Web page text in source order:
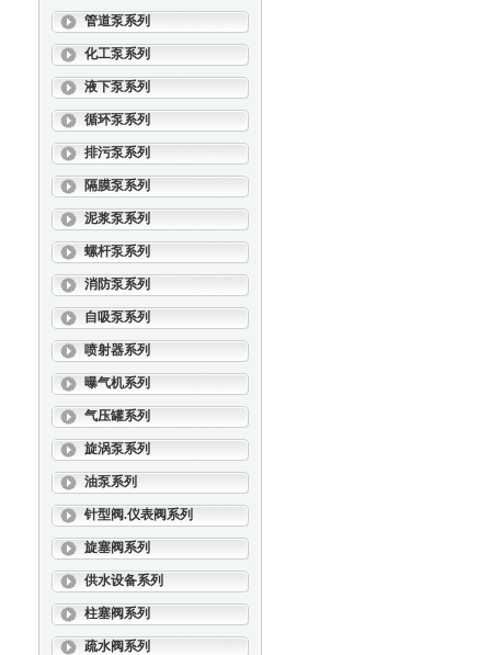
管道泵系列
化工泵系列
液下泵系列
循环泵系列
排污泵系列
隔膜泵系列
泥浆泵系列
螺杆泵系列
消防泵系列
自吸泵系列
喷射器系列
曝气机系列
气压罐系列
旋涡泵系列
油泵系列
针型阀.仪表阀系列
旋塞阀系列
供水设备系列
柱塞阀系列
疏水阀系列